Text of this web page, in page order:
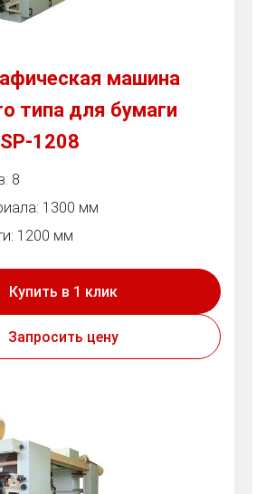
машина
типа для бумаги
1208
8
1300 мм
1200 мм
Купить в 1 клик
Запросить цену